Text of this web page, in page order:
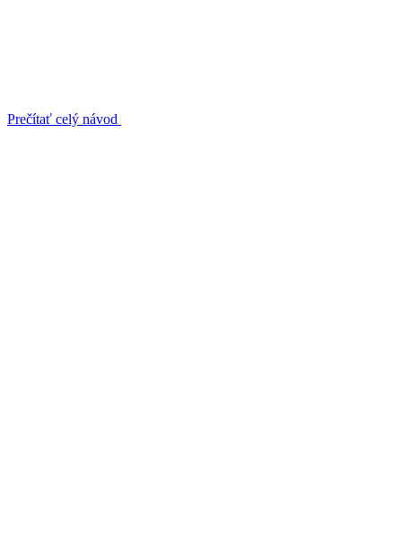
Prečítať celý návod